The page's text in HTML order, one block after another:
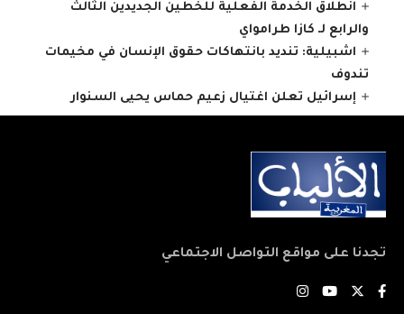
انطلاق الخدمة الفعلية للخطين الجديدين الثالث
والرابع لـ كازا طرامواي
اشبيلية: تنديد بانتهاكات حقوق الإنسان في مخيمات
تندوف
إسرائيل تعلن اغتيال زعيم حماس يحيى السنوار
تجدنا على مواقع التواصل الاجتماعي